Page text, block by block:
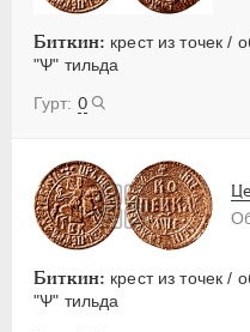
Биткин: крест из точек /
"Ѱ" тильда
0
Биткин: крест из точек /
"Ѱ" тильда